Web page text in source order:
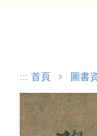
::: 首頁 圖書